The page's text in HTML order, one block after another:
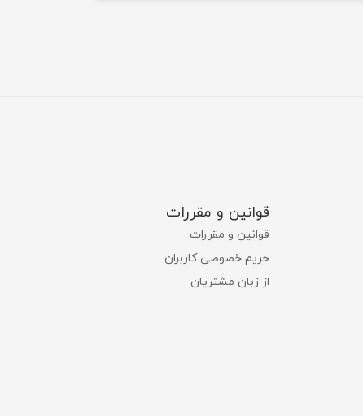
قوانین و مقررات
قوانین و مقررات
حریم خصوصی کاربران
از زبان مشتریان